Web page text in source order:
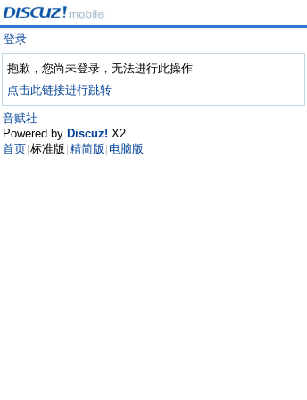
登录
抱歉，您尚未登录，无法进行此操作
点击此链接进行跳转
音赋社
Powered by Discuz! X2
首页 标准版 精简版 电脑版